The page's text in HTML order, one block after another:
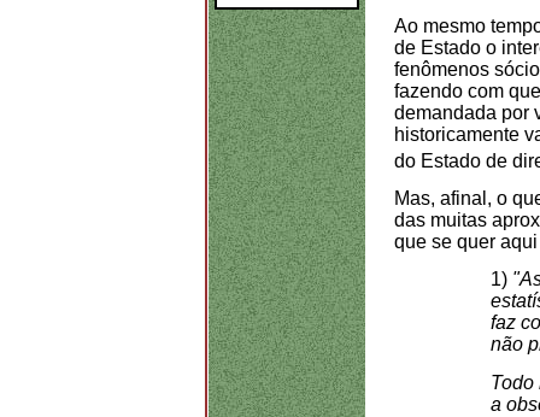
Ao mesmo
de Estado o
fenômenos
fazendo com
demandada por
historicamente
do Estado de
Mas, afinal, o
das muitas
que se quer
1)
faz
não
Todo
a